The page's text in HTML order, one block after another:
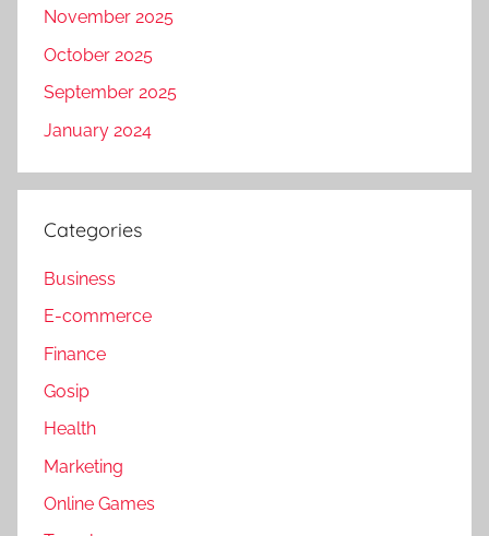
November 2025
October 2025
September 2025
January 2024
Categories
Business
E-commerce
Finance
Gosip
Health
Marketing
Online Games